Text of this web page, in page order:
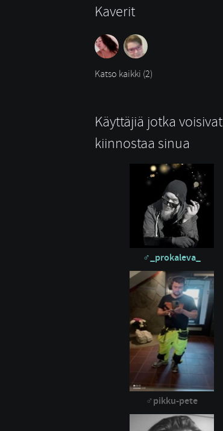
Kaverit
Katso kaikki (2)
Käyttäjiä jotka voisivat
kiinnostaa sinua
_prokaleva_
pikku-pete